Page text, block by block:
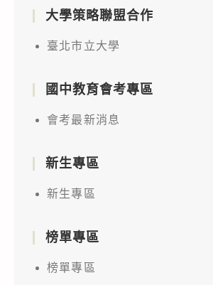
大學策略聯盟合作
臺北市立大學
國中教育會考專區
會考最新消息
新生專區
新生專區
榜單專區
榜單專區